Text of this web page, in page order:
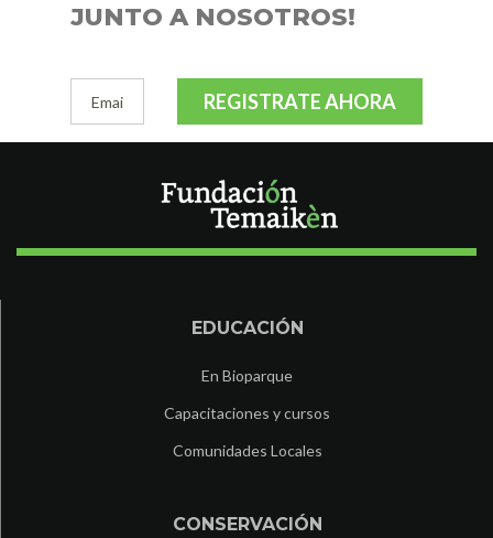
JUNTO A NOSOTROS!
REGISTRATE AHORA
EDUCACIÓN
En Bioparque
Capacitaciones y cursos
Comunidades Locales
CONSERVACIÓN